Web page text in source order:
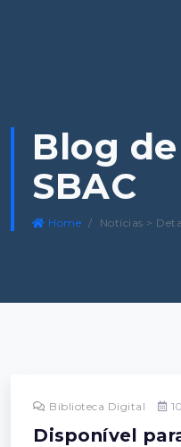
Blog
SBAC
Home Notícias >
Biblioteca Digital
Disponível